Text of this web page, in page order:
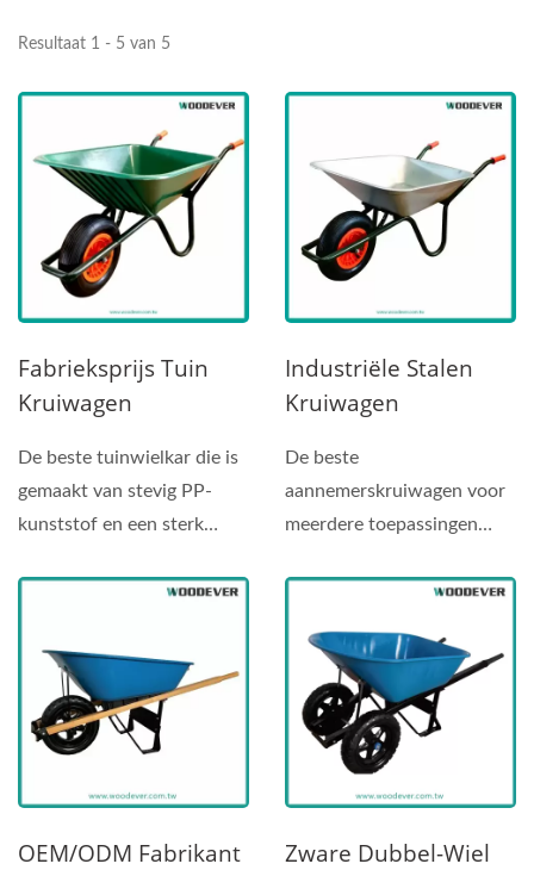
Resultaat 1 - 5 van 5
Fabrieksprijs Tuin
Kruiwagen
(belading 120 Kg)
De beste tuinwielkar die is
gemaakt van stevig PP-
kunststof en een sterk
Industriële Stalen
Kruiwagen
120kg)
De beste
aannemerskruiwagen voor
meerdere toepassingen
beton en metselwerk,...
OEM/ODM Fabrikant
Zware Dubbel-Wiel